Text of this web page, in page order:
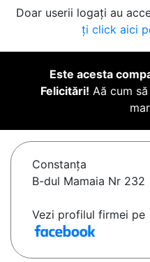
Doar userii logați au
ți click aici
Este acesta
Felicitări! Aă cum
Constanţa
B-dul Mamaia Nr 232
Vezi profilul firmei pe